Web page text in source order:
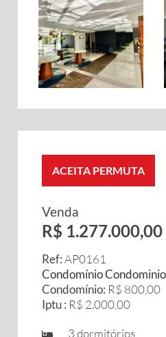
ACEITA PERMUTA
Venda
R$ 1.277.000,00
Ref:AP0161
Condomínio
Condomínio: R$ 800,00
Iptu : R$ 2.000,00
3 dormitórios